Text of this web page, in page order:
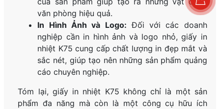
văn phòng hiệu quả.
In Hình Ảnh và Logo: Đối với các doanh
nghiệp cần in hình ảnh và logo nhỏ, giấy in
nhiệt K75 cung cấp chất lượng in đẹp mắt và
sắc nét, giúp tạo nên những sản phẩm quảng
cáo chuyên nghiệp.
Tóm lại, giấy in nhiệt K75 không chỉ là một sản
phẩm đa năng mà còn là một công cụ hữu ích